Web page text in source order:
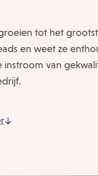
tot het
en weet ze
van